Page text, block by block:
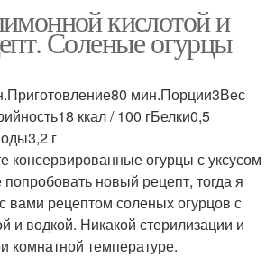
кислотой и
Соленые огурцы
мин.Порции3Вес
ккал / 100 гБелки0,5
г
консервированные огурцы с уксусом
попробовать новый рецепт, тогда я
вами рецептом соленых огурцов с
и водкой. Никакой стерилизации и
комнатной температуре.